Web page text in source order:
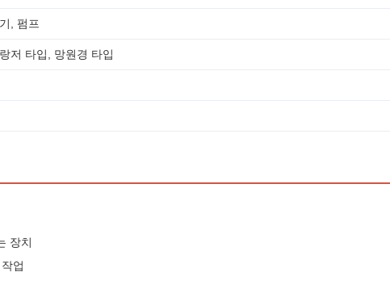
, 펌프
저 타입, 망원경 타입
장치
업